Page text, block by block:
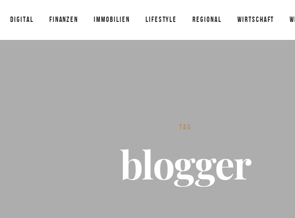
DIGITAL FINANZEN IMMOBILIEN LIFESTYLE REGIONAL WIRTSCHAFT
TAG
blogger